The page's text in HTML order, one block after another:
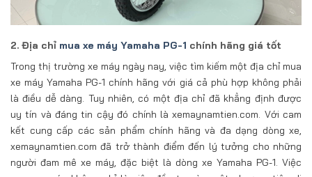
2. Địa chỉ mua xe máy Yamaha PG-1 chính hãng giá tốt
Trong thị trường xe máy ngày nay, việc tìm kiếm một địa chỉ mua
xe máy Yamaha PG-1 chính hãng với giá cả phù hợp không phải
là điều dễ dàng. Tuy nhiên, có một địa chỉ đã khẳng định được
uy tín và đáng tin cậy đó chính là xemaynamtien.com. Với cam
kết cung cấp các sản phẩm chính hãng và đa dạng dòng xe,
xemaynamtien.com đã trở thành điểm đến lý tưởng cho những
người đam mê xe máy, đặc biệt là dòng xe Yamaha PG-1. Việc